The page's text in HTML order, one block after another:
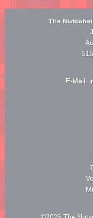
The
E-Mail: